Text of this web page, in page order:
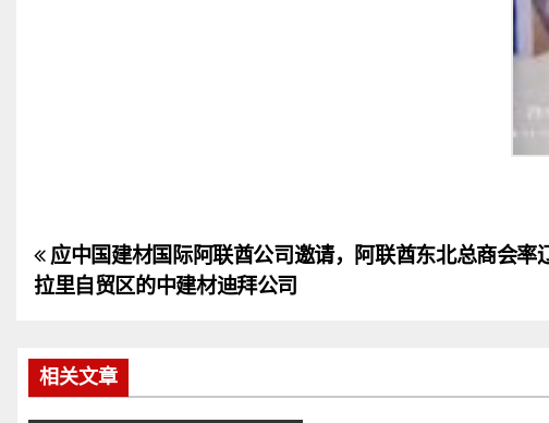
文
章
导
航
应中国建材国际阿联酋公司邀请，阿联酋东北总商会
拉里自贸区的中建材迪拜公司
相关文章